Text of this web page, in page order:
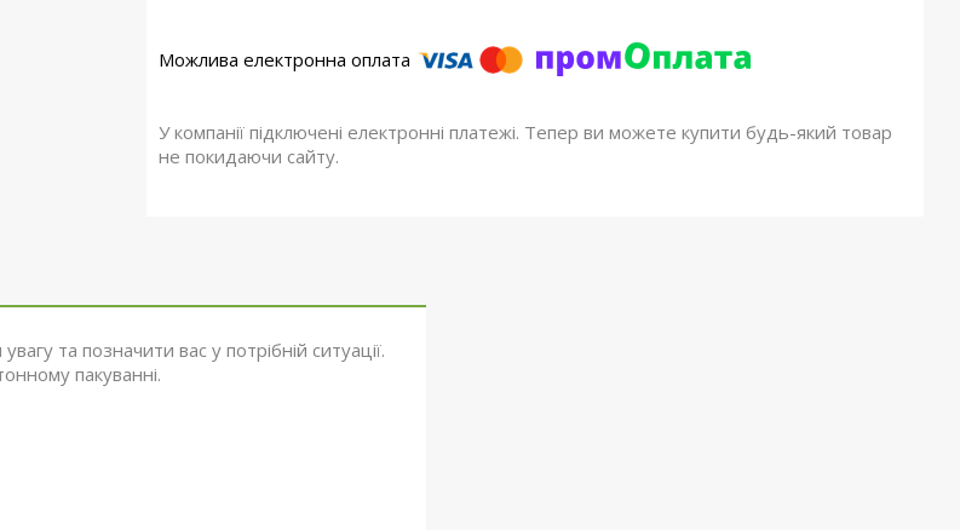
У компанії підключені електронні платежі. Тепер ви можете купити будь-який товар
не покидаючи сайту.
та позначити вас у потрібній ситуації.
пакуванні.